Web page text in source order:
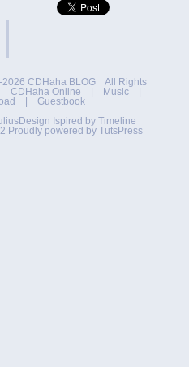
CDHaha BLOG All Rights
CDHaha Online Music
Guestbook
Ispired by Timeline
Proudly powered by TutsPress